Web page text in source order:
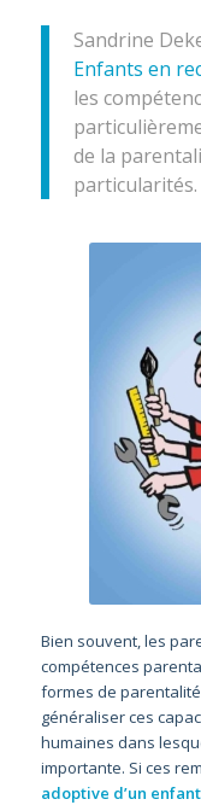
Sandrine
Enfants en
les
de la
particularités.
Bien souvent, les
compétences
formes de
généraliser ces
humaines dans
importante. Si ces
adoptive d’un